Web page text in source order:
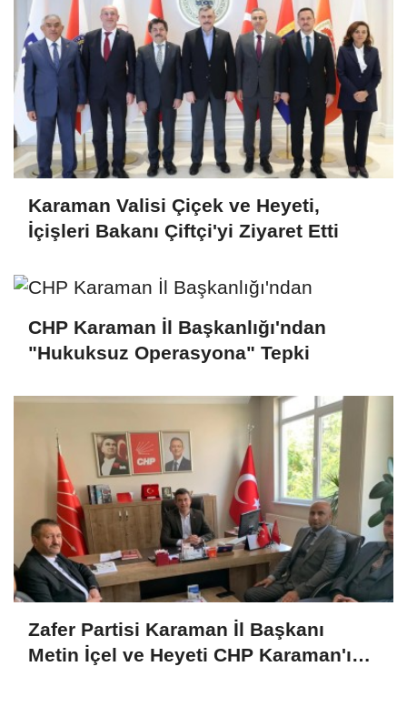
Karaman Valisi Çiçek ve Heyeti,
İçişleri Bakanı Çiftçi'yi Ziyaret Etti
CHP Karaman İl Başkanlığı'ndan
"Hukuksuz Operasyona" Tepki
Zafer Partisi Karaman İl Başkanı
Metin İçel ve Heyeti CHP Karaman'ı